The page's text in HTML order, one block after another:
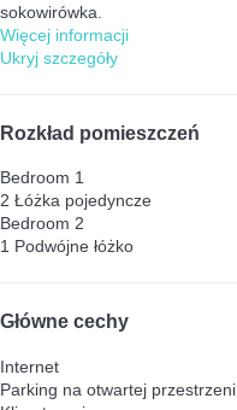
sokowirówka.
Więcej informacji
Ukryj szczegóły
Rozkład pomieszczeń
Bedroom 1
2 Łóżka pojedyncze
Bedroom 2
1 Podwójne łóżko
Główne cechy
Internet
Parking na otwartej przestrzeni